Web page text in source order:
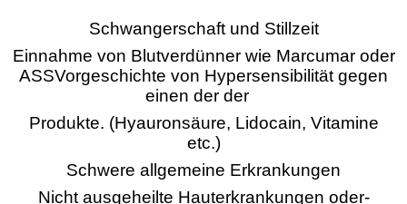
Schwangerschaft und Stillzeit
Einnahme von Blutverdünner wie Marcumar oder
ASSVorgeschichte von Hypersensibilität gegen
einen der der
Produkte. (Hyauronsäure, Lidocain, Vitamine
etc.)
Schwere allgemeine Erkrankungen
Nicht ausgeheilte Hauterkrankungen oder-